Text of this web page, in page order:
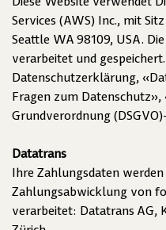
Services (AWS) Inc., mit
Seattle WA 98109, USA.
verarbeitet und
Datenschutzerklärung,
Fragen zum Datenschutz»,
Grundverordnung
Datatrans
Ihre Zahlungsdaten
Zahlungsabwicklung von
verarbeitet: Datatrans AG,